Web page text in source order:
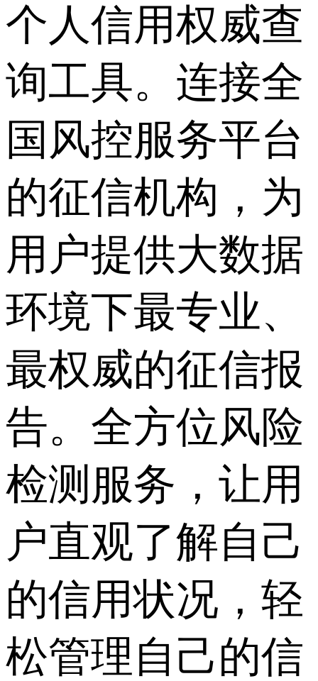
个人信用权威查
询工具。连接全
国风控服务平台
的征信机构，为
用户提供大数据
环境下最专业、
最权威的征信报
告。全方位风险
检测服务，让用
户直观了解自己
的信用状况，轻
松管理自己的信